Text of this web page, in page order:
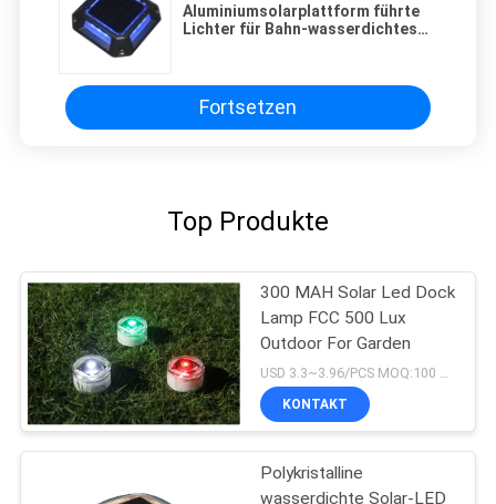
Aluminiumsolarplattform führte
Lichter für Bahn-wasserdichtes
Fortsetzen
Top Produkte
300 MAH Solar Led Dock
Lamp FCC 500 Lux
Outdoor For Garden
USD 3.3~3.96/PCS MOQ:100 PCS
KONTAKT
Polykristalline
wasserdichte Solar-LED